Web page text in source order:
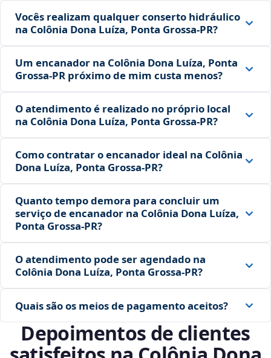
Vocês realizam qualquer conserto hidráulico
na Colônia Dona Luíza, Ponta Grossa‑PR?
Um encanador na Colônia Dona Luíza, Ponta
Grossa‑PR próximo de mim custa menos?
O atendimento é realizado no próprio local
na Colônia Dona Luíza, Ponta Grossa‑PR?
Como contratar o encanador ideal na Colônia
Dona Luíza, Ponta Grossa‑PR?
Quanto tempo demora para concluir um
serviço de encanador na Colônia Dona Luíza,
Ponta Grossa‑PR?
O atendimento pode ser agendado na
Colônia Dona Luíza, Ponta Grossa‑PR?
Quais são os meios de pagamento aceitos?
Depoimentos de clientes